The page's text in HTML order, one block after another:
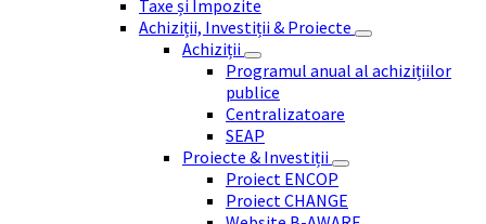
Taxe și Impozite
Achiziții, Investiții & Proiecte
Achiziții
Programul anual al achizițiilor
publice
Centralizatoare
SEAP
Proiecte & Investiții
Proiect ENCOP
Proiect CHANGE